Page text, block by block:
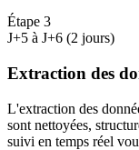
Étape 3
J+5 à J+6 (2 jours)
Extraction des
L'extraction des
sont nettoyées,
suivi en temps réel